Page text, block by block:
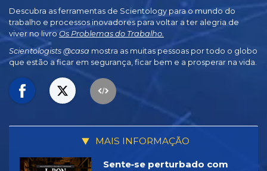
Descubra as ferramentas de Scientology para o mundo do
trabalho e processos inovadores para voltar a ter alegria de
viver no livro Os Problemas do Trabalho.
Scientologists @casa mostra as muitas pessoas por todo o globo
que estão a ficar em segurança, ficar bem e a prosperar na vida.
MAIS INFORMAÇÃO
Sente‑se perturbado com